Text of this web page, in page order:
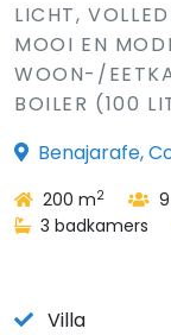
LICHT,
MOOI EN
WOON-/
BOILER (100
Benajarafe,
200 m2
3 badkamers
Villa